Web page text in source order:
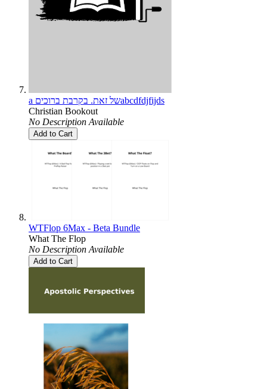
a של זאת. בקרבת ברוכיםabcdfdjfijds
Christian Bookout
No Description Available
Add to Cart
WTFlop 6Max - Beta Bundle
What The Flop
No Description Available
Add to Cart